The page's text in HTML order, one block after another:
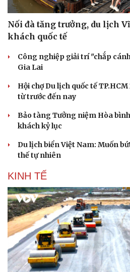
Nối đà tăng trưởng, du lịch
khách quốc tế
Công nghiệp giải trí "chắp
Gia Lai
Hội chợ Du lịch quốc tế
từ trước đến nay
Bảo tàng Tưởng niệm Hòa
khách kỷ lục
Du lịch biển Việt Nam: Muốn
thế tự nhiên
KINH TẾ